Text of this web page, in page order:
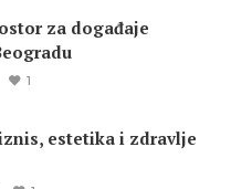
za događaje
1
estetika i zdravlje